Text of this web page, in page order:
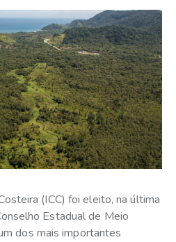
(ICC) foi eleito, na última
Estadual de Meio
dos mais importantes